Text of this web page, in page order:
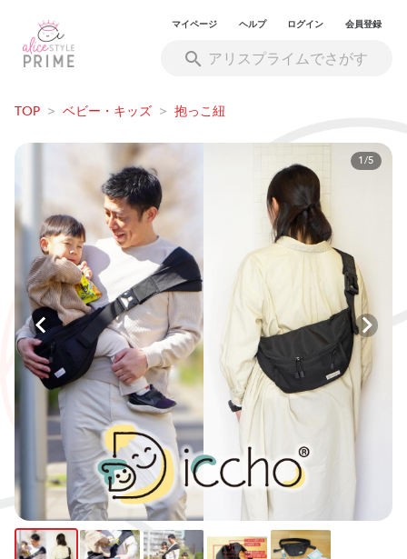
マイページ ヘルプ ログイン 会員登録
TOP > ベビー・キッズ > 抱っこ紐
1/5